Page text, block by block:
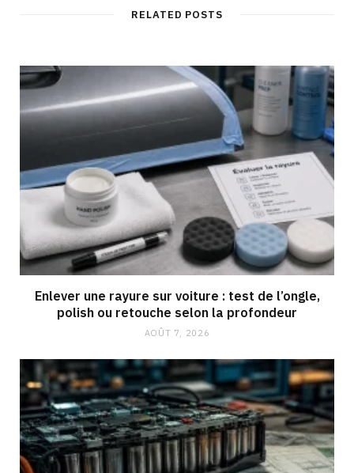
RELATED POSTS
Enlever une rayure sur voiture : test de l’ongle,
polish ou retouche selon la profondeur
AOÛT 7, 2026